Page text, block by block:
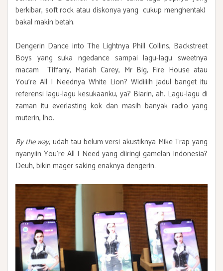
berkibar, soft rock atau diskonya yang cukup menghentak)
bakal makin betah.
Dengerin Dance into The Lightnya Phill Collins, Backstreet
Boys yang suka ngedance sampai lagu-lagu sweetnya
macam Tiffany, Mariah Carey, Mr Big, Fire House atau
You're All I Neednya White Lion? Widiiiih jadul banget itu
referensi lagu-lagu kesukaanku, ya? Biarin, ah. Lagu-lagu di
zaman itu everlasting kok dan masih banyak radio yang
muterin, lho.
By the way, udah tau belum versi akustiknya Mike Trap yang
nyanyiin You're All I Need yang diiringi gamelan Indonesia?
Deuh, bikin mager saking enaknya dengerin.